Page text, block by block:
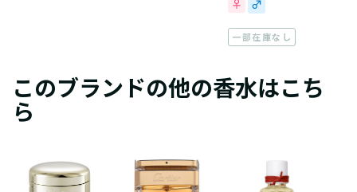
一部在庫なし
このブランドの他の香水はこち
ら